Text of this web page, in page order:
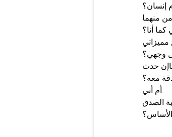
إنسان؟
منهما
كما أنا؟
وجهي؟
حدث
معه؟
أم أني
الصدق